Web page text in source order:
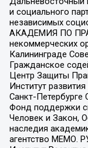
и социального
независимых
АКАДЕМИЯ ПО
некоммерческих
Калининграде
Гражданское
Центр Защиты
Институт
Санкт-Петербурге
Фонд поддержки
Человек и Закон,
наследия
агентство МЕМО.